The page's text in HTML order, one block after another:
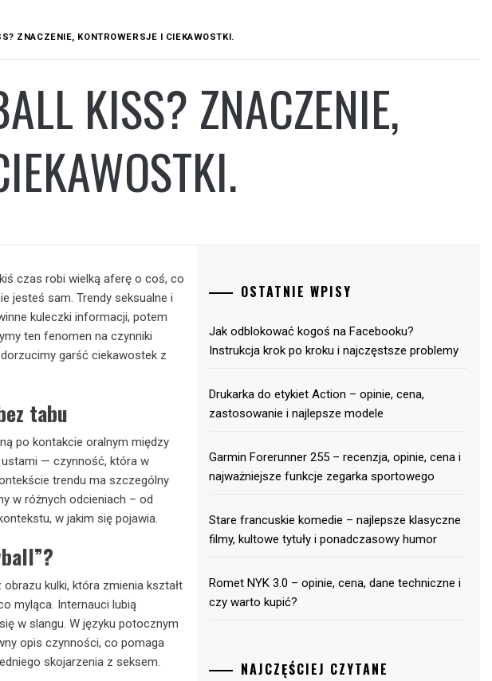
ZNACZENIE, KONTROWERSJE I CIEKAWOSTKI.
KISS? ZNACZENIE,
czas robi wielką aferę o coś, co
jesteś sam. Trendy seksualne i
kuleczki informacji, potem
ten fenomen na czynniki
garść ciekawostek z
tabu
po kontakcie oralnym między
ustami — czynność, która w
trendu ma szczególny
w różnych odcieniach – od
w jakim się pojawia.
kulki, która zmienia kształt
myląca. Internauci lubią
w slangu. W języku potocznym
opis czynności, co pomaga
skojarzenia z seksem.
OSTATNIE WPISY
Jak odblokować kogoś na Facebooku?
Instrukcja krok po kroku i najczęstsze problemy
Drukarka do etykiet Action – opinie, cena,
zastosowanie i najlepsze modele
Garmin Forerunner 255 – recenzja, opinie, cena i
najważniejsze funkcje zegarka sportowego
Stare francuskie komedie – najlepsze klasyczne
filmy, kultowe tytuły i ponadczasowy humor
Romet NYK 3.0 – opinie, cena, dane techniczne i
czy warto kupić?
NAJCZĘŚCIEJ CZYTANE